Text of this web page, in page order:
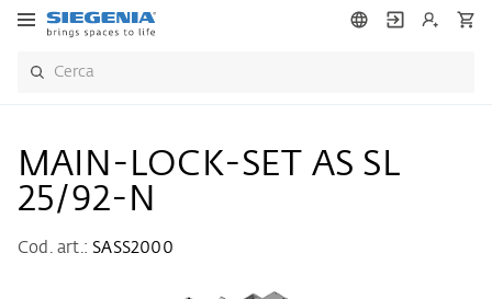
MAIN-LOCK-SET AS SL
25/92-N
Cod. art.: SASS2000